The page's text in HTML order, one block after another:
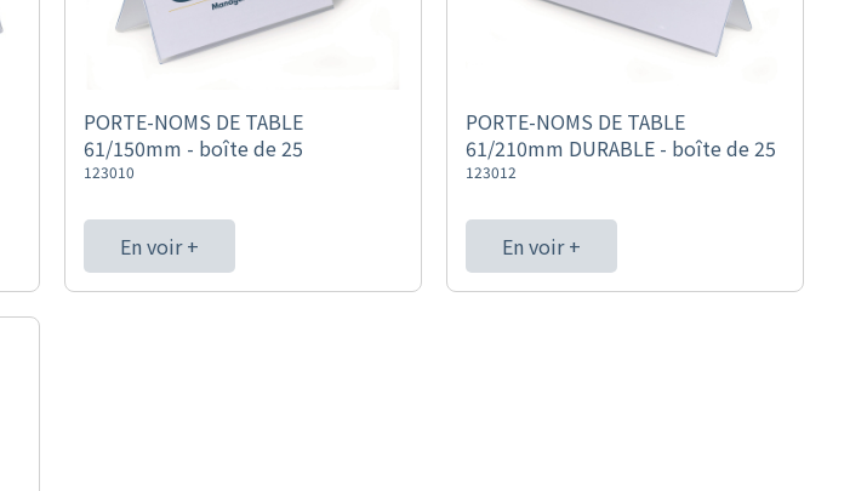
PORTE-NOMS DE TABLE
61/150mm - boîte de 25
123010
En voir +
PORTE-NOMS DE TABLE
61/210mm DURABLE - boîte de 25
123012
En voir +